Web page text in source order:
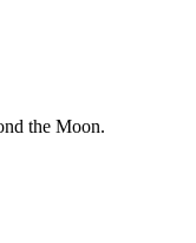
the Moon.